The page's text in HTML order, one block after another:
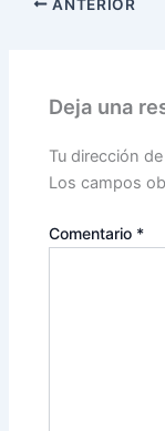
ANTERIOR
Deja una
Tu dirección
Los campos
Comentario *